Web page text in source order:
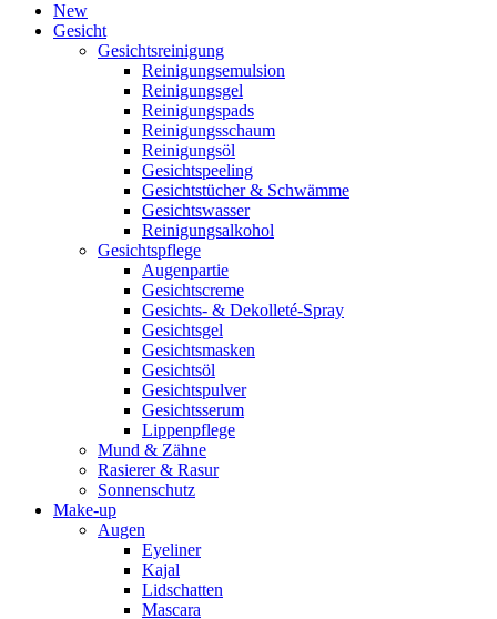
New
Gesicht
Gesichtsreinigung
Reinigungsemulsion
Reinigungsgel
Reinigungspads
Reinigungsschaum
Reinigungsöl
Gesichtspeeling
Gesichtstücher & Schwämme
Gesichtswasser
Reinigungsalkohol
Gesichtspflege
Augenpartie
Gesichtscreme
Gesichts- & Dekolleté-Spray
Gesichtsgel
Gesichtsmasken
Gesichtsöl
Gesichtspulver
Gesichtsserum
Lippenpflege
Mund & Zähne
Rasierer & Rasur
Sonnenschutz
Make-up
Augen
Eyeliner
Kajal
Lidschatten
Mascara